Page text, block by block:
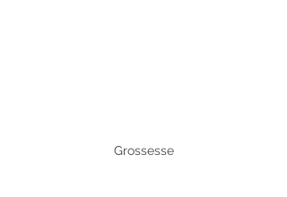
Grossesse